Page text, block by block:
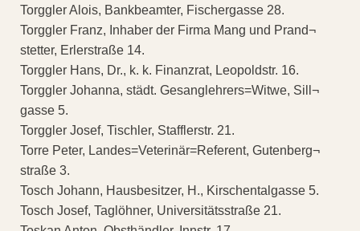
Torggler Alois, Bankbeamter, Fischergasse 28.
Torggler Franz, Inhaber der Firma Mang und Prand¬
stetter, Erlerstraße 14.
Torggler Hans, Dr., k. k. Finanzrat, Leopoldstr. 16.
Torggler Johanna, städt. Gesanglehrers=Witwe, Sill¬
gasse 5.
Torggler Josef, Tischler, Stafflerstr. 21.
Torre Peter, Landes=Veterinär=Referent, Gutenberg¬
straße 3.
Tosch Johann, Hausbesitzer, H., Kirschentalgasse 5.
Tosch Josef, Taglöhner, Universitätsstraße 21.